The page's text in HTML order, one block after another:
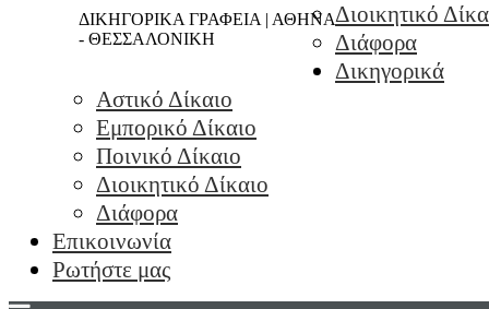
ΔΙΚΗΓΟΡΙΚΑ ΓΡΑΦΕΙΑ | ΑΘΗΝΑ
- ΘΕΣΣΑΛΟΝΙΚΗ
Διοικητικό
Διάφορα
Δικηγορικά
Αστικό Δίκαιο
Εμπορικό Δίκαιο
Ποινικό Δίκαιο
Διοικητικό Δίκαιο
Διάφορα
Επικοινωνία
Ρωτήστε μας